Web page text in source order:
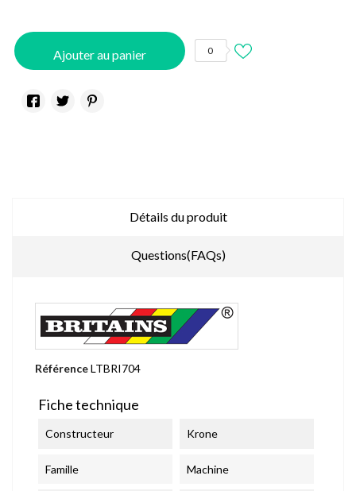
Ajouter au panier 0
Détails du produit
Questions(FAQs)
RéférenceLTBRI704
Fiche technique
Constructeur Krone
Famille Machine